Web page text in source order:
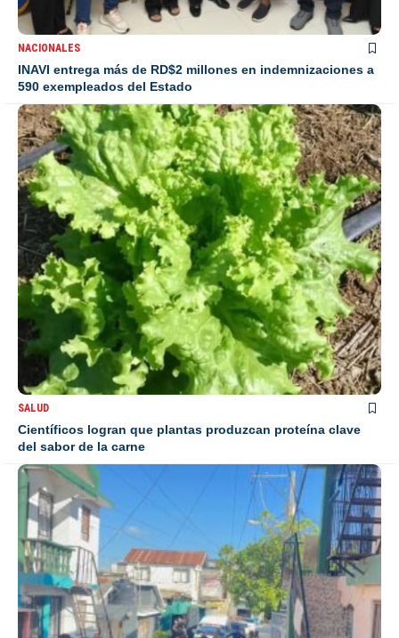
NACIONALES
INAVI entrega más de RD$2 millones en indemnizaciones a
590 exempleados del Estado
SALUD
Científicos logran que plantas produzcan proteína clave
del sabor de la carne